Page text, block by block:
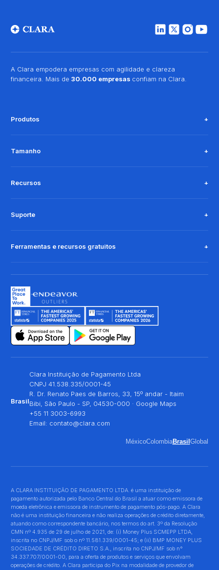
A Clara empodera empresas com agilidade e clareza
financeira. Mais de 30.000 empresas confiam na Clara.
Produtos
Tamanho
Recursos
Suporte
Ferramentas e recursos gratuitos
Brasil
Clara Instituição de Pagamento Ltda
CNPJ 41.538.335/0001-45
R. Dr. Renato Paes de Barros, 33, 15º andar - Itaim
Bibi, São Paulo - SP, 04530-000 · Google Maps
+55 11 3003-6993
Email: contato@clara.com
MéxicoColombiaBrasil Global
A CLARA INSTITUIÇÃO DE PAGAMENTO LTDA. é uma instituição de
pagamento autorizada pelo Banco Central do Brasil a atuar como emissora de
moeda eletrônica e emissora de instrumento de pagamento pós-pago. A Clara
não é uma instituição financeira e não realiza operações de crédito diretamente,
atuando como correspondente bancário, nos termos do art. 3º da Resolução
CMN nº 4.935 de 29 de julho de 2021, de: (i) Money Plus SCMEPP LTDA,
inscrita no CNPJ/MF sob o nº 11.581.339/0001-45; e (ii) BMP MONEY PLUS
SOCIEDADE DE CRÉDITO DIRETO S.A., inscrita no CNPJ/MF sob n°
34.337.707/0001-00, para a oferta de produtos e serviços que envolvam
operações de crédito. A Clara participa do Pix na modalidade de provedor de